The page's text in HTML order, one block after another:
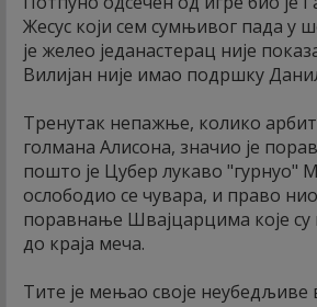
Жесус који сем сумњивог пада у
је желео једанастерац није
Вилијан није имао подршку
Тренутак непажње, колико
голмана Алисона, значио је
пошто је Цубер лукаво "гурнуо"
ослободио се чувара, и право
поравнање Швајцарцима које су
до краја меча.
Тите је мењао своје неубедљиве